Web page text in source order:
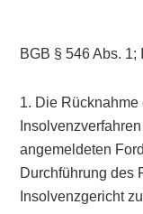
BGB § 546 Abs. 1;
1. Die
angemeldeten
Durchführung des
Insolvenzgericht